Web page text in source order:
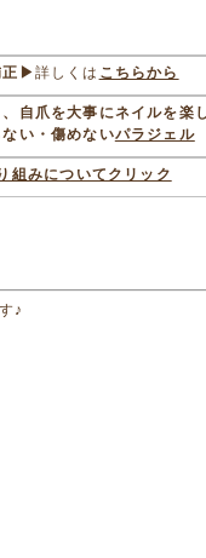
正▶詳しくは こちらから
自爪を大事にネイルを楽
い・傷めないパラジェル
組みについてクリック
♪